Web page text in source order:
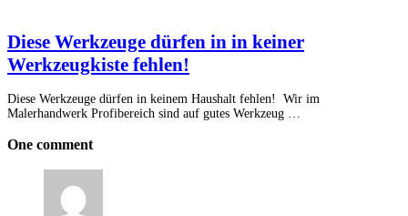
Diese Werkzeuge dürfen in in keiner
Werkzeugkiste fehlen!
Diese Werkzeuge dürfen in keinem Haushalt fehlen! Wir im
Malerhandwerk Profibereich sind auf gutes Werkzeug …
One comment